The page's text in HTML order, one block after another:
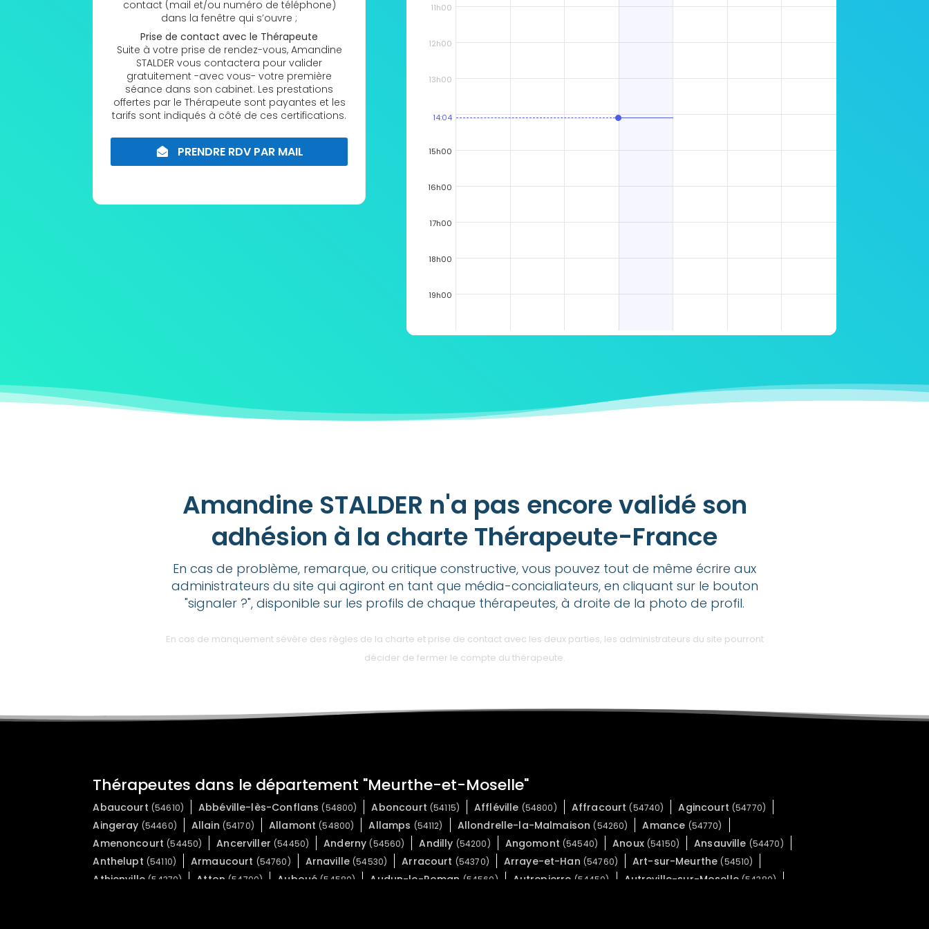
contact (mail et/ou numéro de téléphone)
dans la fenêtre qui s’ouvre ;
Prise de contact avec le Thérapeute
Suite à votre prise de rendez-vous, Amandine
STALDER vous contactera pour valider
gratuitement -avec vous- votre première
séance dans son cabinet. Les prestations
offertes par le Thérapeute sont payantes et les
tarifs sont indiqués à côté de ces certifications.
PRENDRE RDV PAR MAIL
11h00
12h00
13h00
15h00
16h00
17h00
18h00
19h00
14:04
Amandine STALDER n'a pas encore validé son
adhésion à la charte Thérapeute-France
En cas de problème, remarque, ou critique constructive, vous pouvez tout de même écrire aux
administrateurs du site qui agiront en tant que média-concialiateurs, en cliquant sur le bouton
"signaler ?", disponible sur les profils de chaque thérapeutes, à droite de la photo de profil.
En cas de manquement sévère des règles de la charte et prise de contact avec les deux parties, les administrateurs du site pourront
décider de fermer le compte du thérapeute.
Thérapeutes dans le département "Meurthe-et-Moselle"
Abaucourt (54610) Abbéville-lès-Conflans (54800) Aboncourt (54115) Affléville (54800) Affracourt (54740) Agincourt (54770)
Aingeray (54460) Allain (54170) Allamont (54800) Allamps (54112) Allondrelle-la-Malmaison (54260) Amance (54770)
Amenoncourt (54450) Ancerviller (54450) Anderny (54560) Andilly (54200) Angomont (54540) Anoux (54150) Ansauville (54470)
Anthelupt (54110) Armaucourt (54760) Arnaville (54530) Arracourt (54370) Arraye-et-Han (54760) Art-sur-Meurthe (54510)
Athienville (54370) Atton (54700) Auboué (54580) Audun-le-Roman (54560) Autrepierre (54450) Autreville-sur-Moselle (54380)